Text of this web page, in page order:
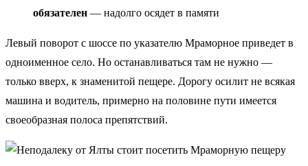
обязателен — надолго осядет в памяти
Левый поворот с шоссе по указателю Мраморное приведет в
одноименное село. Но останавливаться там не нужно —
только вверх, к знаменитой пещере. Дорогу осилит не всякая
машина и водитель, примерно на половине пути имеется
своеобразная полоса препятствий.